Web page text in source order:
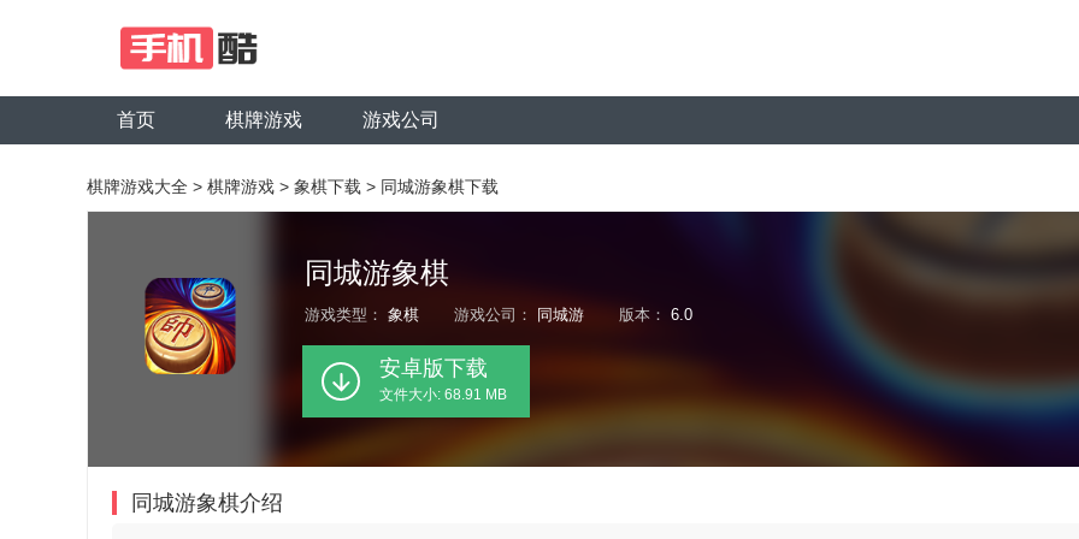
首页 棋牌游戏 游戏公司
棋牌游戏大全 > 棋牌游戏 > 象棋下载 > 同城游象棋下载
同城游象棋
游戏类型： 象棋 游戏公司： 同城游 版本： 6.0
安卓版下载
文件大小: 68.91 MB
同城游象棋介绍